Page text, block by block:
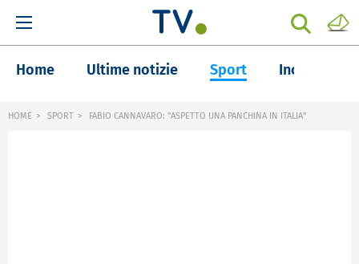
Home Ultime notizie Sport Inchieste
HOME SPORT FABIO CANNAVARO: "ASPETTO UNA PANCHINA IN ITALIA"